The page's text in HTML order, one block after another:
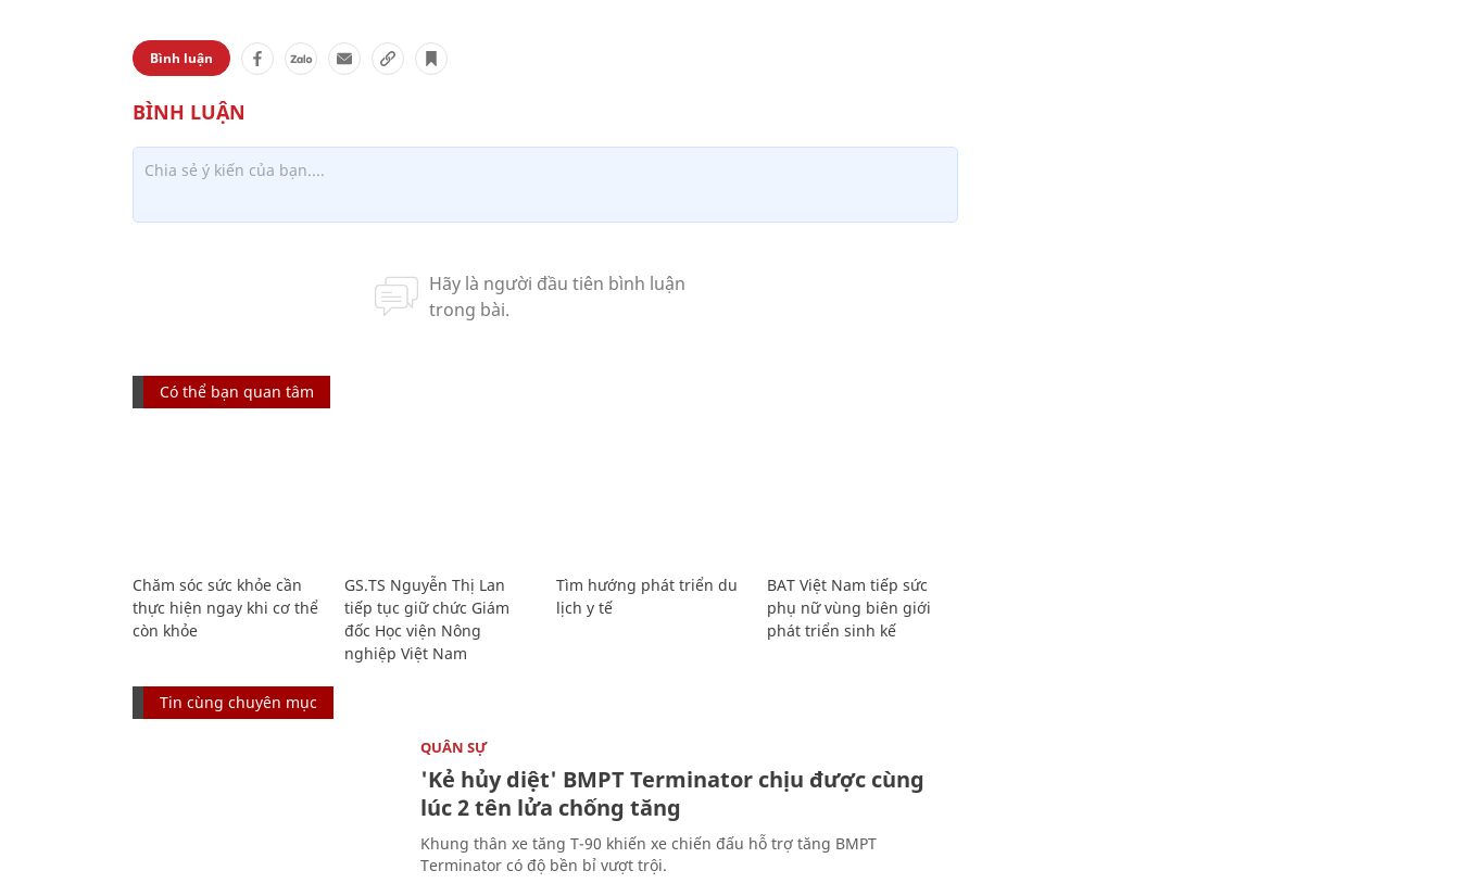
Bình luận
Có thể bạn quan tâm
Chăm sóc sức khỏe cần
thực hiện ngay khi cơ thể
còn khỏe
GS.TS Nguyễn Thị Lan
tiếp tục giữ chức Giám
đốc Học viện Nông
nghiệp Việt Nam
Tìm hướng phát triển du
lịch y tế
BAT Việt Nam tiếp sức
phụ nữ vùng biên giới
phát triển sinh kế
Tin cùng chuyên mục
QUÂN SỰ
'Kẻ hủy diệt' BMPT Terminator chịu được cùng
lúc 2 tên lửa chống tăng
Khung thân xe tăng T-90 khiến xe chiến đấu hỗ trợ tăng BMPT
Terminator có độ bền bỉ vượt trội.